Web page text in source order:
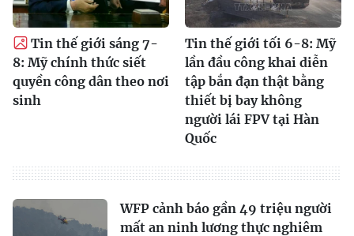
Tin thế giới sáng 7-
8: Mỹ chính thức siết
quyền công dân theo nơi
sinh
Tin thế giới tối 6-8: Mỹ
lần đầu công khai diễn
tập bắn đạn thật bằng
thiết bị bay không
người lái FPV tại Hàn
Quốc
WFP cảnh báo gần 49 triệu người
mất an ninh lương thực nghiêm